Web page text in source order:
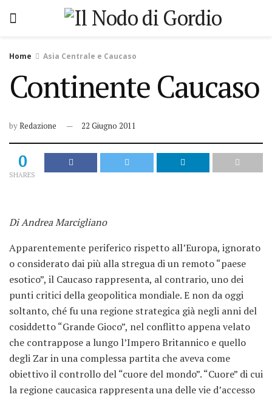
Home Asia Centrale e Caucaso
Continente Caucaso
byRedazione 22 Giugno 2011
0
SHARES
Di Andrea Marcigliano
Apparentemente periferico rispetto all’Europa, ignorato
o considerato dai più alla stregua di un remoto “paese
esotico”, il Caucaso rappresenta, al contrario, uno dei
punti critici della geopolitica mondiale. E non da oggi
soltanto, ché fu una regione strategica già negli anni del
cosiddetto “Grande Gioco”, nel conflitto appena velato
che contrappose a lungo l’Impero Britannico e quello
degli Zar in una complessa partita che aveva come
obiettivo il controllo del “cuore del mondo”. “Cuore” di cui
la regione caucasica rappresenta una delle vie d’accesso